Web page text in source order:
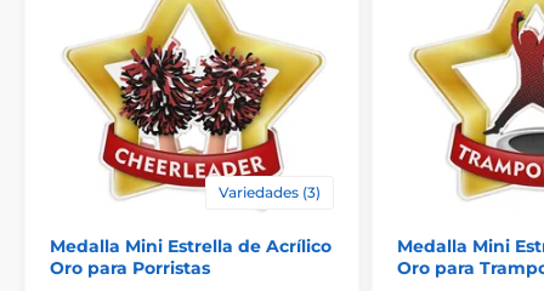
Variedades (3)
Medalla Mini Estrella de Acrílico
Oro para Porristas
Medalla Mini
Oro para